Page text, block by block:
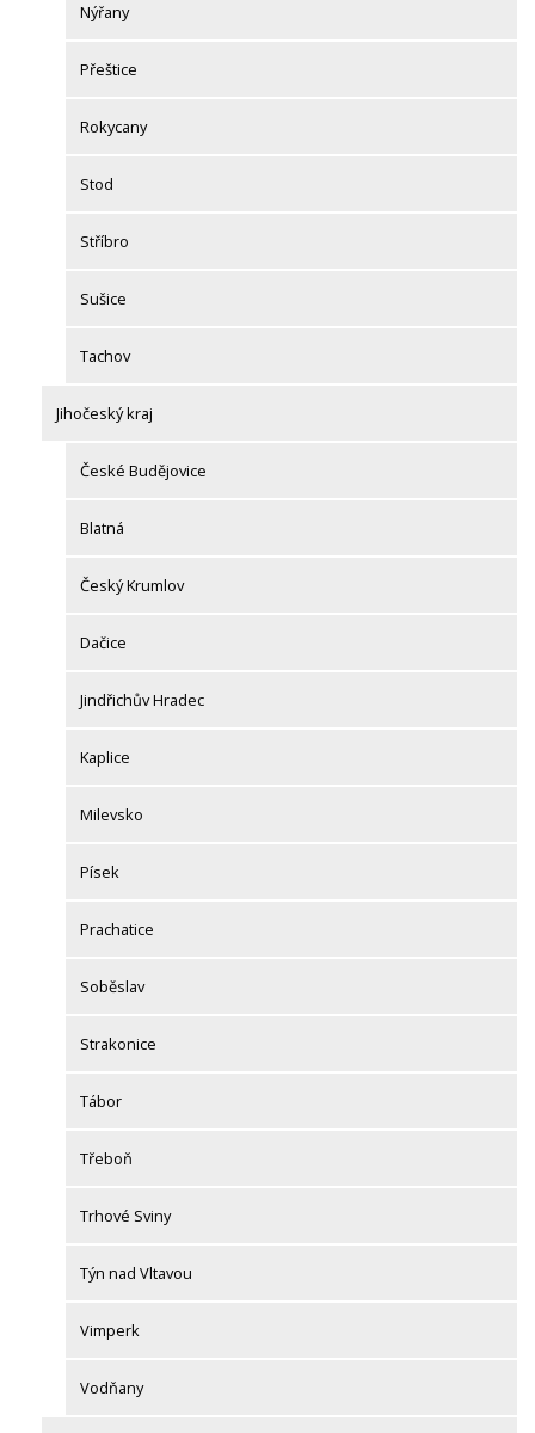
Nýřany
Přeštice
Rokycany
Stod
Stříbro
Sušice
Tachov
Jihočeský kraj
České Budějovice
Blatná
Český Krumlov
Dačice
Jindřichův Hradec
Kaplice
Milevsko
Písek
Prachatice
Soběslav
Strakonice
Tábor
Třeboň
Trhové Sviny
Týn nad Vltavou
Vimperk
Vodňany